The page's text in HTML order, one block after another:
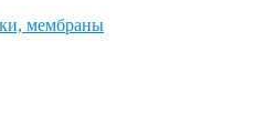
мембраны